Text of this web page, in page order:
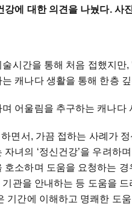
강에 대한 의견을 나눴다. 사
술시간을 통해 처음 접했지
캐나다 생활을 통해 한층
어울림을 추구하는 캐나
하면서, 가끔 접하는 사례가
자녀의 ‘정신건강’을 우려하
호소하며 도움을 요청하는
기관을 안내하는 등 도움을
기간에 이해하고 명쾌한 도